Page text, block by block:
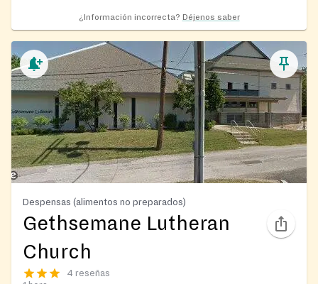
¿Información incorrecta? Déjenos saber
Despensas (alimentos no preparados)
Gethsemane Lutheran
Church
4 reseñas